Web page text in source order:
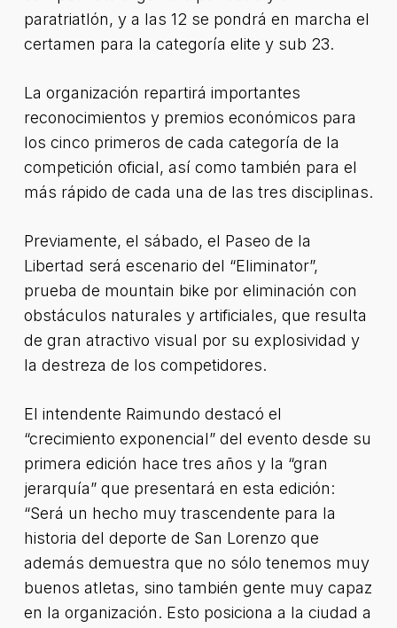
paratriatlón, y a las 12 se pondrá en marcha el
certamen para la categoría elite y sub 23.
La organización repartirá importantes
reconocimientos y premios económicos para
los cinco primeros de cada categoría de la
competición oficial, así como también para el
más rápido de cada una de las tres disciplinas.
Previamente, el sábado, el Paseo de la
Libertad será escenario del “Eliminator”,
prueba de mountain bike por eliminación con
obstáculos naturales y artificiales, que resulta
de gran atractivo visual por su explosividad y
la destreza de los competidores.
El intendente Raimundo destacó el
“crecimiento exponencial” del evento desde su
primera edición hace tres años y la “gran
jerarquía” que presentará en esta edición:
“Será un hecho muy trascendente para la
historia del deporte de San Lorenzo que
además demuestra que no sólo tenemos muy
buenos atletas, sino también gente muy capaz
en la organización. Esto posiciona a la ciudad a